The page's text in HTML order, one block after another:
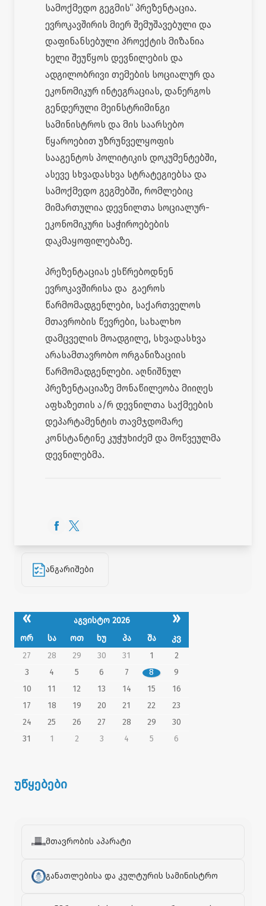
ანგარიშები
« აგვისტო 2026 »
ორ სა ოთ ხუ პა შა
კვ
27
28 29 30 31 1
2
3
4 5 6 7 8
9
10
11 12 13 14 15
16
17
18 19 20 21 22
23
24
25 26 27 28 29
30
31
1 2 3 4 5 6
უწყებები
მთავრობის აპარატი
განათლებისა და კულტურის სამინისტრო
სამოქმედო გეგმის“ პრეზენტაცია.
ევროკავშირის მიერ შემუშავებული და
დაფინანსებული პროექტის მიზანია
ხელი შეუწყოს დევნილების და
ადგილობრივი თემების სოციალურ და
ეკონომიკურ ინტეგრაციას, დანერგოს
გენდერული მეინსტრიმინგი
სამინისტროს და მის საარსებო
წყაროებით უზრუნველყოფის
სააგენტოს პოლიტიკის დოკუმენტებში,
ასევე სხვადასხვა სტრატეგიებსა და
სამოქმედო გეგმებში, რომლებიც
მიმართულია დევნილთა სოციალურ-
ეკონომიკური საჭიროებების
დაკმაყოფილებაზე.
პრეზენტაციას ესწრებოდნენ
ევროკავშირისა და გაეროს
წარმომადგენლები, საქართველოს
მთავრობის წევრები, სახალხო
დამცველის მოადგილე, სხვადასხვა
არასამთავრობო ორგანიზაციის
წარმომადგენლები. აღნიშნულ
პრეზენტაციაზე მონაწილეობა მიიღეს
აფხაზეთის ა/რ დევნილთა საქმეების
დეპარტამენტის თავმჯდომარე
კონსტანტინე კუჭუხიძემ და მოწვეულმა
დევნილებმა.